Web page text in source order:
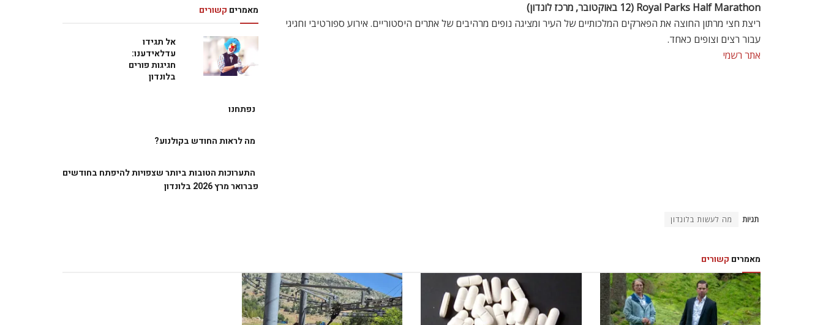
מאמרים קשורים
אל תגידו
עדלאידענו:
חגיגות פורים
בלונדון
נפתחנו
מה לראות החודש בקולנוע?
התערוכות הטובות ביותר שצפויות להיפתח בחודשים
פברואר מרץ 2026 בלונדון
Royal Parks Half Marathon (12 באוקטובר, מרכז לונדון)
ריצת חצי מרתון החוצה את הפארקים המלכותיים של העיר ומציגה נופים מרהיבים של אתרים היסטוריים. אירוע ספורטיבי וחגיגי
עבור רצים וצופים כאחד.
אתר רשמי
תגיות מה לעשות בלונדון
מאמרים קשורים